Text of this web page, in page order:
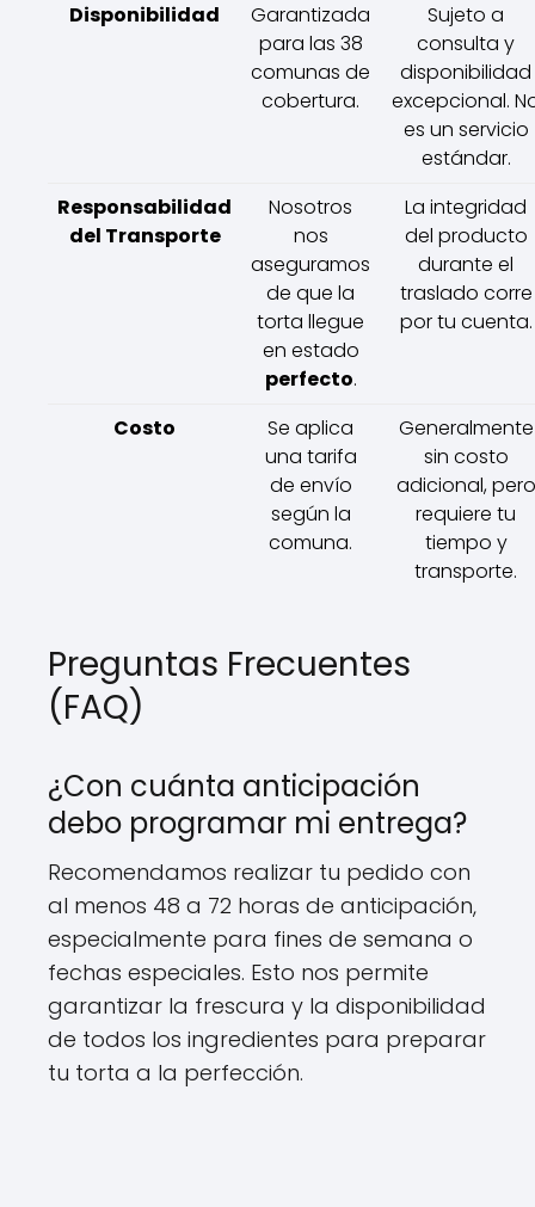
Disponibilidad
Garantizada
para las 38
comunas de
cobertura.
Sujeto a
consulta y
disponibilidad
excepcional.
es un servicio
estándar.
Responsabilidad
del Transporte
Nosotros
nos
aseguramos
de que la
torta llegue
en estado
perfecto.
La integridad
del producto
durante el
traslado corre
por tu cuenta.
Costo
Se aplica
una tarifa
de envío
según la
comuna.
Generalmente
sin costo
adicional, pero
requiere tu
tiempo y
transporte.
Preguntas Frecuentes
(FAQ)
¿Con cuánta anticipación
debo programar mi entrega?
Recomendamos realizar tu pedido con
al menos 48 a 72 horas de anticipación,
especialmente para fines de semana o
fechas especiales. Esto nos permite
garantizar la frescura y la disponibilidad
de todos los ingredientes para preparar
tu torta a la perfección.